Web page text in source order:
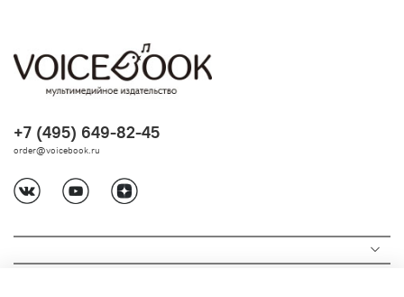
+7 (495) 649-82-45
order@voicebook.ru